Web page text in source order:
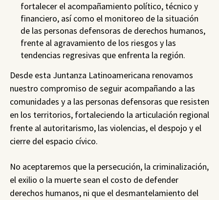
fortalecer el acompañamiento político, técnico y
financiero, así como el monitoreo de la situación
de las personas defensoras de derechos humanos,
frente al agravamiento de los riesgos y las
tendencias regresivas que enfrenta la región.
Desde esta Juntanza Latinoamericana renovamos
nuestro compromiso de seguir acompañando a las
comunidades y a las personas defensoras que resisten
en los territorios, fortaleciendo la articulación regional
frente al autoritarismo, las violencias, el despojo y el
cierre del espacio cívico.
No aceptaremos que la persecución, la criminalización,
el exilio o la muerte sean el costo de defender
derechos humanos, ni que el desmantelamiento del